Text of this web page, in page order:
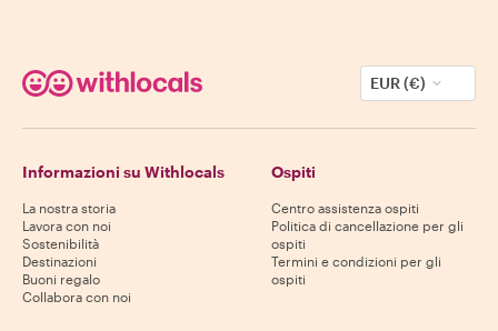
EUR (€)
Informazioni su Withlocals
La nostra storia
Lavora con noi
Sostenibilità
Destinazioni
Buoni regalo
Collabora con noi
Ospiti
Centro assistenza ospiti
Politica di cancellazione per gli
ospiti
Termini e condizioni per gli
ospiti